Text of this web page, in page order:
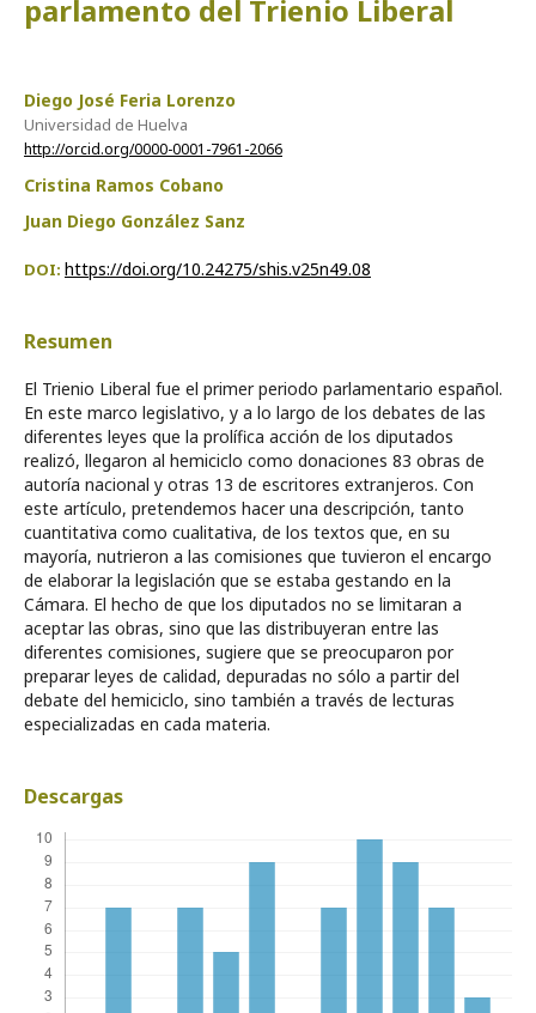
parlamento del Trienio Liberal
Diego José Feria Lorenzo
Universidad de Huelva
http://orcid.org/0000-0001-7961-2066
Cristina Ramos Cobano
Juan Diego González Sanz
DOI: https://doi.org/10.24275/shis.v25n49.08
Resumen
El Trienio Liberal fue el primer periodo parlamentario español.
En este marco legislativo, y a lo largo de los debates de las
diferentes leyes que la prolífica acción de los diputados
realizó, llegaron al hemiciclo como donaciones 83 obras de
autoría nacional y otras 13 de escritores extranjeros. Con
este artículo, pretendemos hacer una descripción, tanto
cuantitativa como cualitativa, de los textos que, en su
mayoría, nutrieron a las comisiones que tuvieron el encargo
de elaborar la legislación que se estaba gestando en la
Cámara. El hecho de que los diputados no se limitaran a
aceptar las obras, sino que las distribuyeran entre las
diferentes comisiones, sugiere que se preocuparon por
preparar leyes de calidad, depuradas no sólo a partir del
debate del hemiciclo, sino también a través de lecturas
especializadas en cada materia.
Descargas